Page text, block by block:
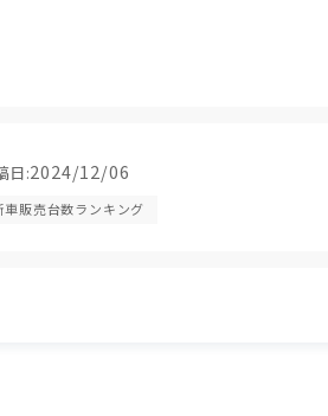
日:2024/12/06
車販売台数ランキング